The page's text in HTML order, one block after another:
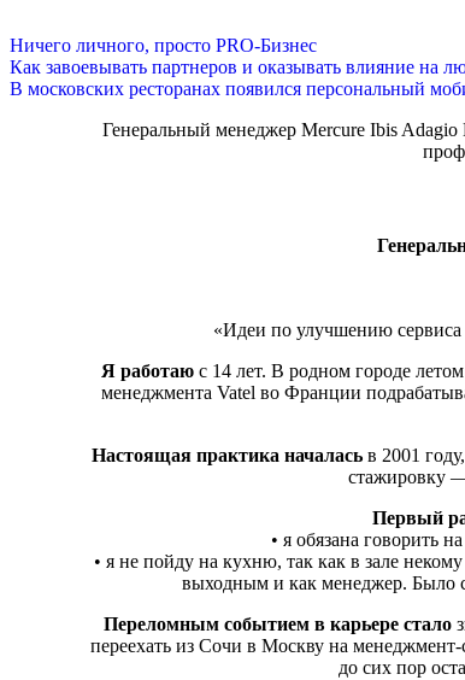
Ничего личного, просто PRO-Бизнес
Как завоевывать партнеров и оказывать влияние на
В московских ресторанах появился персональный
Генеральный менеджер Mercure Ibis
«Идеи по улучшению сервиса
Я работаюс 14 лет. В родном городе
менеджмента Vatel во Франции
Настоящая практика началась в 2001
стажировку —
Первый
• я обязана говорить
• я не пойду на кухню, так как в зале
выходным и как менеджер. Было
Переломным событием в карьере стало
переехать из Сочи в Москву на
до сих пор